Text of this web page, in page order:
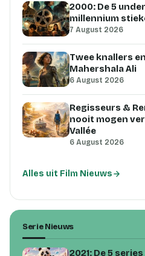
2000: De 5
millennium
7 August 2026
Twee knallers
Mahershala Ali
6 August 2026
Regisseurs &
nooit mogen
Vallée
6 August 2026
Alles uit Film Nieuws
Serie Nieuws
2021: De 5